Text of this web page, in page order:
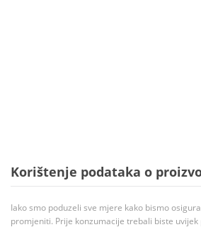
Korištenje podataka o
Iako smo poduzeli sve mjere kako bismo
promjeniti. Prije konzumacije trebali biste